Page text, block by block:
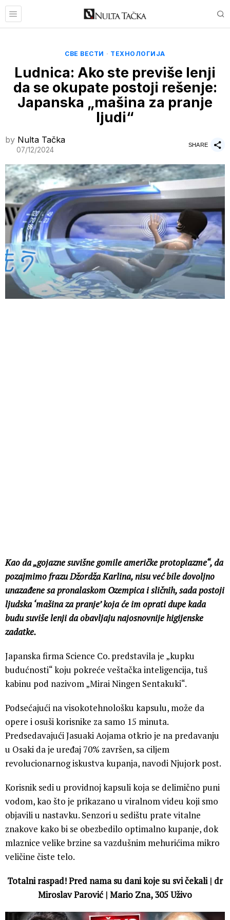
СВЕ ВЕСТИ · ТЕХНОЛОГИЈА
Ludnica: Ako ste previše lenji
da se okupate postoji rešenje:
Japanska „mašina za pranje
ljudi“
by Nulta Tačka
07/12/2024
SHARE
Kao da „gojazne suvišne gomile američke protoplazme“, da
pozajmimo frazu Džordža Karlina, nisu već bile dovoljno
unazađene sa pronalaskom Ozempica i sličnih, sada postoji
ljudska ‘mašina za pranje’ koja će im oprati dupe kada
budu suviše lenji da obavljaju najosnovnije higijenske
zadatke.
Japanska firma Science Co. predstavila je „kupku
budućnosti“ koju pokreće veštačka inteligencija, tuš
kabinu pod nazivom „Mirai Ningen Sentakuki“.
Podsećajući na visokotehnološku kapsulu, može da
opere i osuši korisnike za samo 15 minuta.
Predsedavajući Jasuaki Aojama otkrio je na predavanju
u Osaki da je uređaj 70% završen, sa ciljem
revolucionarnog iskustva kupanja, navodi Njujork post.
Korisnik sedi u providnoj kapsuli koja se delimično puni
vodom, kao što je prikazano u viralnom videu koji smo
objavili u nastavku. Senzori u sedištu prate vitalne
znakove kako bi se obezbedilo optimalno kupanje, dok
mlaznice velike brzine sa vazdušnim mehurićima mikro
veličine čiste telo.
Totalni raspad! Pred nama su dani koje su svi čekali | dr
Miroslav Parović | Mario Zna, 305 Uživo